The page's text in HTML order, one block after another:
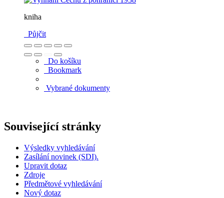
kniha
Půjčit
Do košíku
Bookmark
Vybrané dokumenty
Související stránky
Výsledky vyhledávání
Zasílání novinek (SDI).
Upravit dotaz
Zdroje
Předmětové vyhledávání
Nový dotaz